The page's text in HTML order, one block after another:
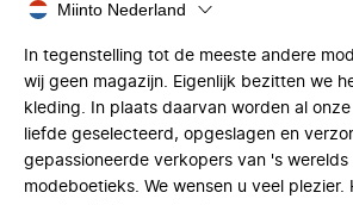
Miinto Nederland
In tegenstelling tot de meeste andere
wij geen magazijn. Eigenlijk bezitten we
kleding. In plaats daarvan worden al
liefde geselecteerd, opgeslagen en
gepassioneerde verkopers van 's werelds
modeboetieks. We wensen u veel plezier.